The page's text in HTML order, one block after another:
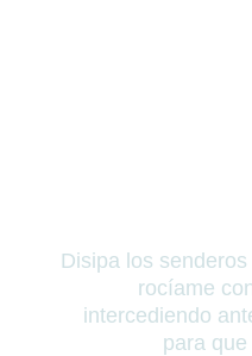
Disipa los
rocíame
intercediendo
para